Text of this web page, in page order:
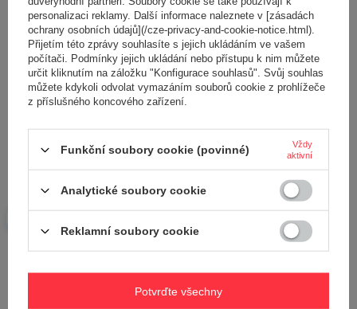
Přidejte vlastní obrázek produktu:
Vaše jméno
Odeslat zpětnou vazbu
personalizaci reklamy. Další informace naleznete v [zásadách
ochrany osobních údajů](/cze-privacy-and-cookie-notice.html).
Přijetím této zprávy souhlasíte s jejich ukládáním ve vašem
počítači. Podmínky jejich ukládání nebo přístupu k nim můžete
určit kliknutím na záložku "Konfigurace souhlasů". Svůj souhlas
můžete kdykoli odvolat vymazáním souborů cookie z prohlížeče
z příslušného koncového zařízení.
Funkční soubory cookie (povinné)
Vždy
aktivní
Analytické soubory cookie
Reklamní soubory cookie
Potvrďte všechny